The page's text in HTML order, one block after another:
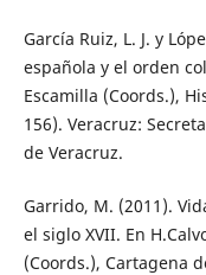
García Ruiz, L. J. y
española y el orden
Escamilla (Coords.),
156). Veracruz:
de Veracruz.
Garrido, M. (2011).
el siglo XVII. En
(Coords.), Cartagena